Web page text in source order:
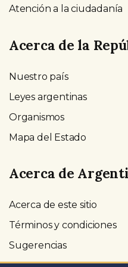
Atención a la ciudadanía
Acerca de la
Nuestro país
Leyes argentinas
Organismos
Mapa del Estado
Acerca de
Acerca de este sitio
Términos y condiciones
Sugerencias